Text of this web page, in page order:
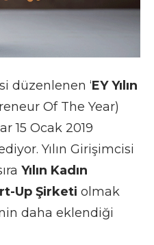
düzenlenen ‘EY Yılın
Of The Year)
15 Ocak 2019
Yılın Girişimcisi
Yılın Kadın
Up Şirketi olmak
daha eklendiği